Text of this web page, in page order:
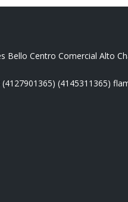
Bello Centro Comercial Alto
(4145311365)